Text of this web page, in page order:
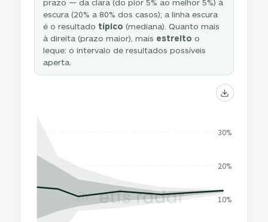
prazo — da clara (do pior 5% ao melhor 5%) à
escura (20% a 80% dos casos); a linha escura
é o resultado típico (mediana). Quanto mais
à direita (prazo maior), mais estreito o
leque: o intervalo de resultados possíveis
aperta.
10%
20%
30%